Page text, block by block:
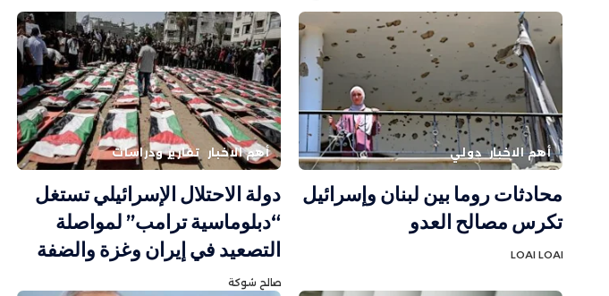
أهم الاخبار دولي
محادثات روما بين لبنان وإسرائيل
تكرس مصالح العدو
LOAI LOAI
أهم الاخبار تقارير ودراسات
دولة الاحتلال الإسرائيلي تستغل
“دبلوماسية ترامب” لمواصلة
التصعيد في إيران وغزة والضفة
صالح شوكة